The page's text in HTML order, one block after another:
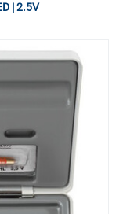
| 2.5V